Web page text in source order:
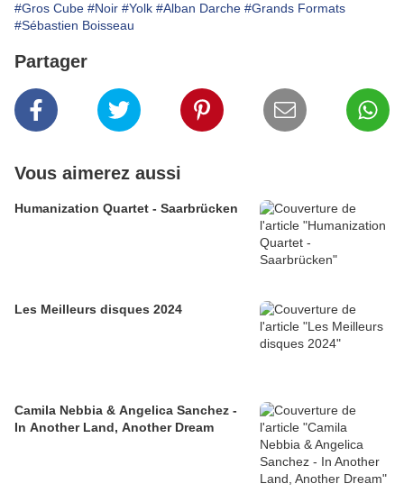
#Gros Cube #Noir #Yolk #Alban Darche #Grands Formats
#Sébastien Boisseau
Partager
Vous aimerez aussi
Humanization Quartet - Saarbrücken
Les Meilleurs disques 2024
Camila Nebbia & Angelica Sanchez -
In Another Land, Another Dream